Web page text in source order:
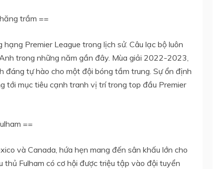
trầm ==
Premier League trong lịch sử. Câu lạc bộ luôn
trong những năm gần đây. Mùa giải 2022-2023,
đáng tự hào cho một đội bóng tầm trung. Sự ổn định
tới mục tiêu cạnh tranh vị trí trong top đầu Premier
==
và Canada, hứa hẹn mang đến sân khấu lớn cho
Fulham có cơ hội được triệu tập vào đội tuyển